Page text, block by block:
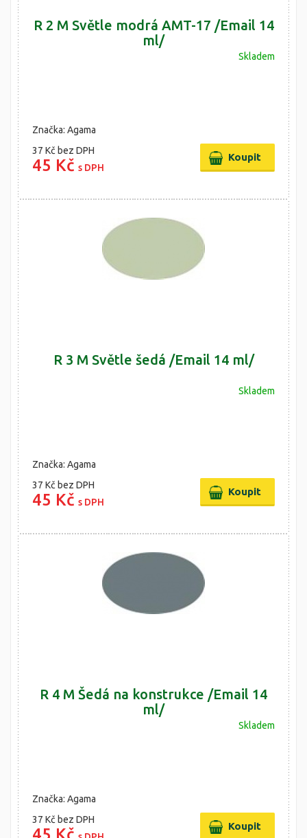
R 2 M Světle modrá AMT-17 /Email 14
ml/
Skladem
Značka: Agama
37 Kč bez DPH
45 Kč s DPH
R 3 M Světle šedá /Email 14 ml/
Skladem
Značka: Agama
37 Kč bez DPH
45 Kč s DPH
R 4 M Šedá na konstrukce /Email 14
ml/
Skladem
Značka: Agama
37 Kč bez DPH
45 Kč